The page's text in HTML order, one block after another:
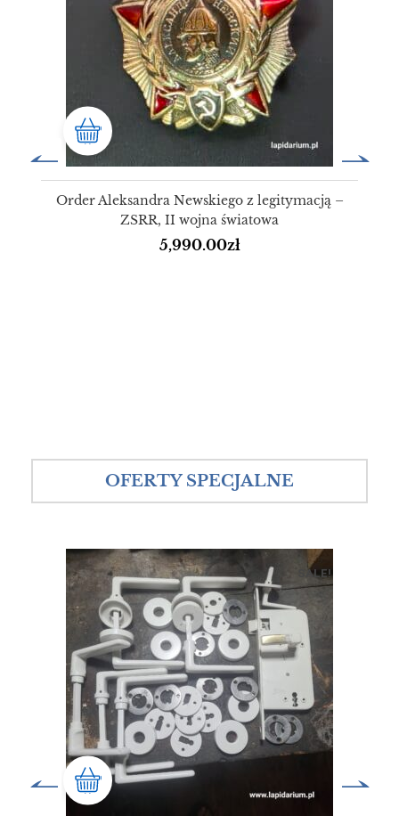
Order Aleksandra Newskiego z legitymacją –
ZSRR, II wojna światowa
5,990.00zł
OFERTY SPECJALNE
SALE!